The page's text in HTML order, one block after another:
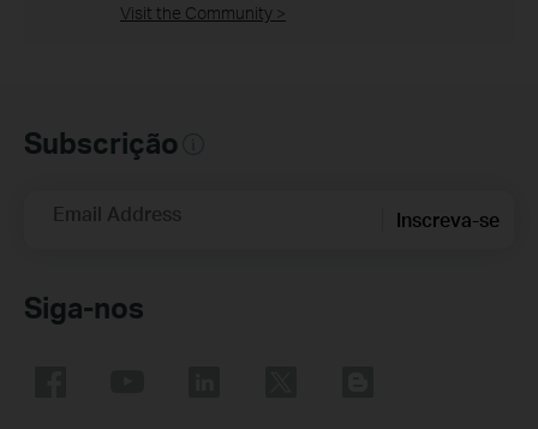
Visit the Community >
Subscrição
Email Address Inscreva-se
Siga-nos